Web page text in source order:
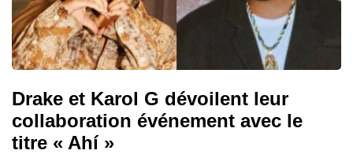
Drake et Karol G dévoilent leur
collaboration événement avec le
titre « Ahí »